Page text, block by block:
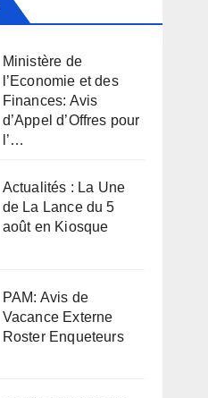
Ministère de
l’Economie et des
Finances: Avis
d’Appel d’Offres pour
l’…
Actualités : La Une
de La Lance du 5
août en Kiosque
PAM: Avis de
Vacance Externe
Roster Enqueteurs